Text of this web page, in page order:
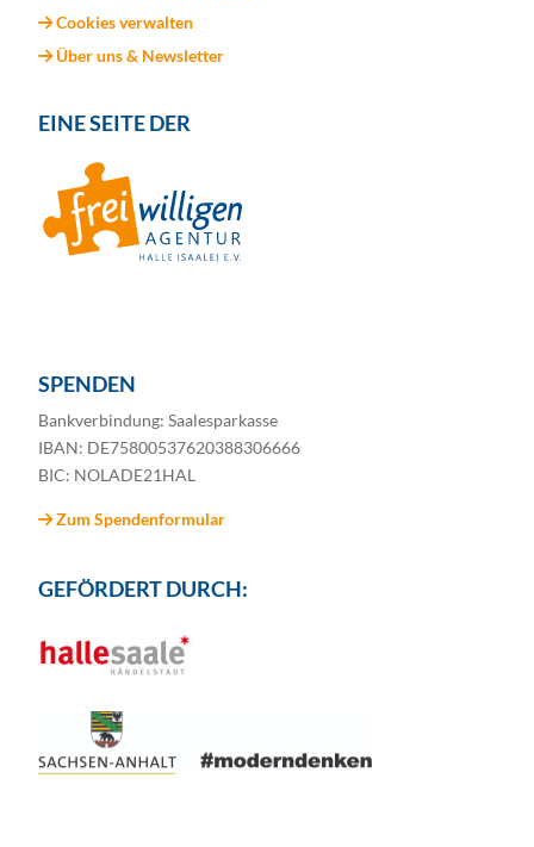
Cookies verwalten
Über uns & Newsletter
EINE SEITE DER
SPENDEN
Bankverbindung: Saalesparkasse
IBAN: DE75800537620388306666
BIC: NOLADE21HAL
Zum Spendenformular
GEFÖRDERT DURCH: